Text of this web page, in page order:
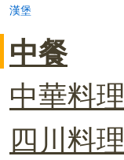
漢堡
中餐
中華料理
四川料理